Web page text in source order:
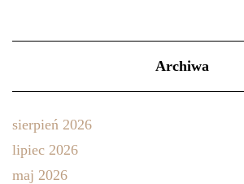
Archiwa
sierpień 2026
lipiec 2026
maj 2026